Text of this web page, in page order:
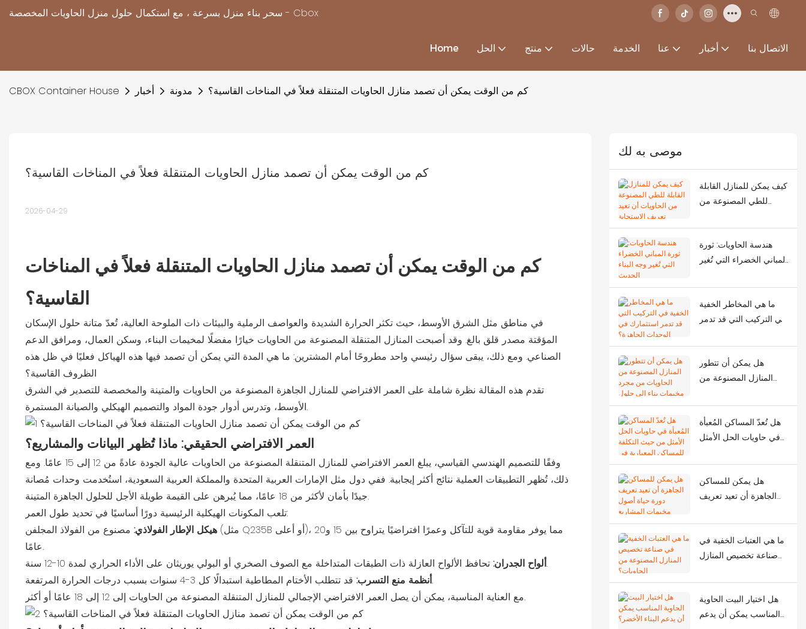
سحر بناء منزل بسرعة ، مع استكمال حلول منزل الحاويات المخصصة - Cbox
Home الحل منتج حالات الخدمة عنا أخبار الاتصال بنا
CBOX Container House أخبار مدونة كم من الوقت يمكن أن تصمد منازل الحاويات المتنقلة فعلاً في المناخات القاسية؟
كم من الوقت يمكن أن تصمد منازل الحاويات المتنقلة فعلاً في المناخات القاسية؟
2026-04-29
كم من الوقت يمكن أن تصمد منازل الحاويات المتنقلة فعلاً في المناخات
القاسية؟
في مناطق مثل الشرق الأوسط، حيث تكثر الحرارة الشديدة والعواصف الرملية والبيئات ذات الملوحة العالية، تُعدّ متانة حلول الإسكان
المؤقتة مصدر قلق بالغ. وقد أصبحت المنازل المتنقلة المصنوعة من الحاويات خيارًا مفضلًا لمخيمات البناء، وسكن العمال، ومرافق الدعم
الصناعي. ومع ذلك، يبقى سؤال رئيسي واحد مطروحًا أمام المشترين: ما هي المدة التي يمكن أن تصمد فيها هذه الهياكل فعليًا في ظل هذه
الظروف القاسية؟
تقدم هذه المقالة نظرة شاملة على العمر الافتراضي للمنازل الجاهزة المصنوعة من الحاويات والمتينة والمخصصة للتصدير في الشرق
الأوسط، وتدرس أدوار جودة المواد والتصميم الهيكلي والصيانة المستمرة.
العمر الافتراضي الحقيقي: ماذا تُظهر البيانات والمشاريع؟
وفقًا للتصميم الهندسي القياسي، يبلغ العمر الافتراضي للمنازل المتنقلة المصنوعة من الحاويات عالية الجودة عادةً من 12 إلى 15 عامًا. ومع
ذلك، تُظهر التطبيقات العملية نتائج أكثر إيجابية. ففي دول مثل الإمارات العربية المتحدة والمملكة العربية السعودية، استُخدمت وحدات مُصانة
جيدًا بأمان لأكثر من 18 عامًا، مما يُبرهن على القيمة طويلة الأجل للحلول الجاهزة المتينة.
تلعب المكونات الهيكلية الرئيسية دورًا أساسيًا في تحديد طول العمر:
هيكل الإطار الفولاذي: مصنوع من الفولاذ المجلفن (مثل Q235B أو أعلى)، مما يوفر مقاومة قوية للتآكل وعمرًا افتراضيًا يتراوح بين 15 و20
عامًا.
ألواح الجدران:تحافظ الألواح العازلة ذات الطبقات المتداخلة مع الصوف الصخري أو البولي يوريثان على الأداء الحراري لمدة 10-12 سنة.
أنظمة منع التسرب:قد تتطلب الأختام المطاطية استبدالًا كل 3-4 سنوات بسبب درجات الحرارة المرتفعة.
مع العناية المناسبة، يمكن أن يصل العمر الافتراضي الإجمالي للمنازل المتنقلة المصنوعة من الحاويات إلى 12 إلى 18 عامًا أو أكثر.
موصى به لك
كيف يمكن للمنازل القابلة
للطي المصنوعة من
الاستجابة للطوارئ في
أعقاب الزلازل الشديدة؟
هندسة الحاويات: ثورة
المباني الخضراء التي تُغير
ما هي المخاطر الخفية
في التركيب التي قد تدمر
الجاهزة؟
هل يمكن أن تتطور
المنازل المصنوعة من
مخيمات بناء إلى حلول
حضرية ذكية؟
هل تُعدّ المساكن المُعبأة
في حاويات الحل الأمثل
للمساكن المعيارية في
مواقع البناء؟
هل يمكن للمساكن
الجاهزة أن تعيد تعريف
المشاريع الخارجية؟
ما هي العتبات الخفية في
صناعة تخصيص المنازل
هل اختيار البيت الحاوية
المناسب يمكن أن يدعم